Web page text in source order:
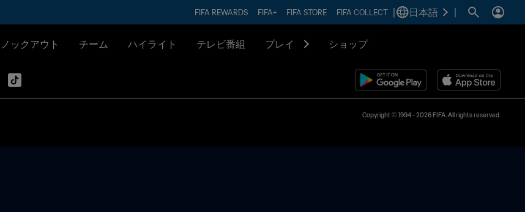
FIFA REWARDS FIFA+ FIFA STORE FIFA COLLECT 日本語
ックアウト チーム ハイライト テレビ番組 プレイ ショップ
Copyright © 1994 - 2026 FIFA. All rights reserved.